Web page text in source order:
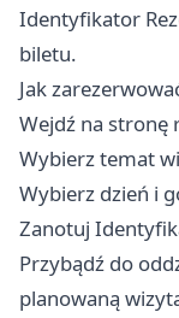
Identyfikator
biletu.
Jak
Wejdź na stronę
Wybierz temat
Wybierz dzień i
Zanotuj
Przybądź do
planowaną